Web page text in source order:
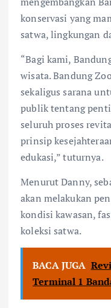
konservasi yang
satwa, lingkungan
“Bagi kami,
wisata. Bandung
sekaligus sarana
publik tentang
seluruh proses
prinsip
edukasi,” tuturnya.
Menurut Danny,
akan melakukan
kondisi kawasan,
koleksi satwa.
BACA JUGA
Terminal 1